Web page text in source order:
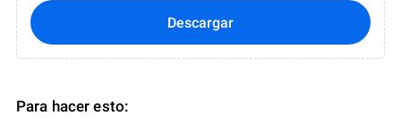
Descargar
Para hacer esto: